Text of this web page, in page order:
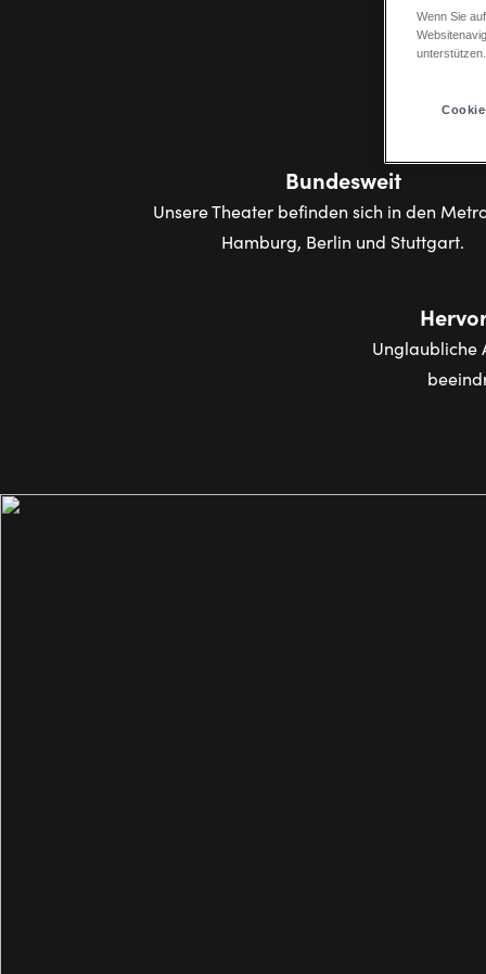
Bundesweit
Unsere Theater befinden sich in den
Hamburg, Berlin und Stuttgart.
Unglaubliche
Wenn Sie